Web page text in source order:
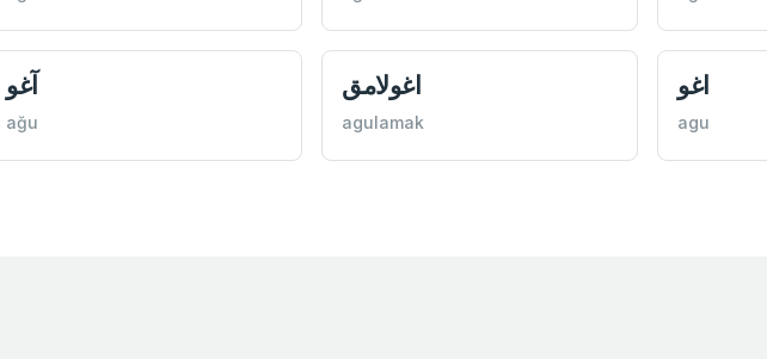
آغو
ağu
اغولامق
agulamak
اغو
agu